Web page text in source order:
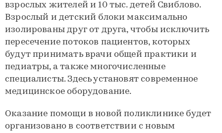
взрослых жителей и 10 тыс. детей Свиблово.
Взрослый и детский блоки максимально
изолированы друг от друга, чтобы исключить
пересечение потоков пациентов, которых
будут принимать врачи общей практики и
педиатры, а также многочисленные
специалисты. Здесь установят современное
медицинское оборудование.
Оказание помощи в новой поликлинике будет
организовано в соответствии с новым